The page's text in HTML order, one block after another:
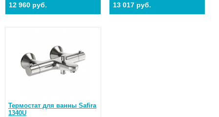
12 960 руб. 13 017 руб.
Термостат для ванны Safira
1340U